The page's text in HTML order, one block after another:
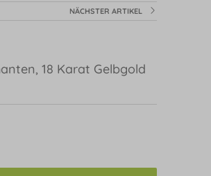
NÄCHSTER ARTIKEL
18 Karat Gelbgold